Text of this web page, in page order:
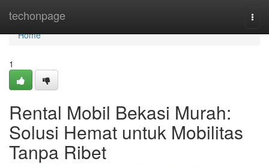
techonpage
Home
Home
1
Rental Mobil Bekasi Murah:
Solusi Hemat untuk Mobilitas
Tanpa Ribet